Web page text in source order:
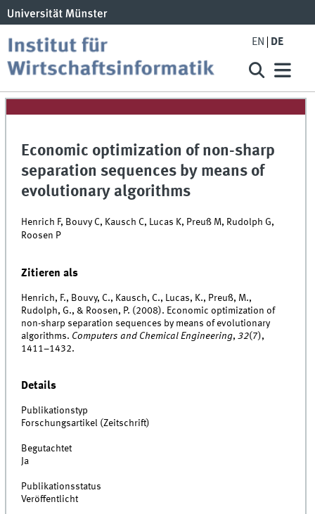
EN DE
Economic optimization of non-sharp
separation sequences by means of
evolutionary algorithms
Henrich F, Bouvy C, Kausch C, Lucas K, Preuß M, Rudolph G,
Roosen P
Zitieren als
Henrich, F., Bouvy, C., Kausch, C., Lucas, K., Preuß, M.,
Rudolph, G., & Roosen, P. (2008). Economic optimization of
non-sharp separation sequences by means of evolutionary
algorithms. Computers and Chemical Engineering,32(7),
1411–1432.
Details
Publikationstyp
Forschungsartikel (Zeitschrift)
Begutachtet
Ja
Publikationsstatus
Veröffentlicht